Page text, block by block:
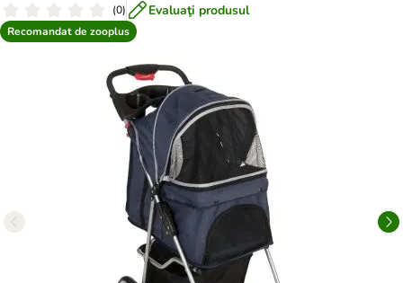
(0) Evaluaţi produsul
Recomandat de zooplus